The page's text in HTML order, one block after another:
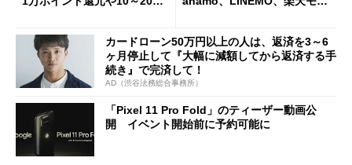
カードローン50万円以上の人は、返済を3～6
ヶ月停止して『大幅に減額してから返済する手
続き』で完済して！
AD（渋谷法務総合事務所）
「Pixel 11 Pro Fold」のティーザー動画公
開 イベント開始前に予約可能に